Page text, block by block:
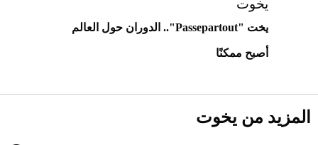
يخوت
يخت "Passepartout".. الدوران حول العالم
أصبح ممكنًا
المزيد من يخوت